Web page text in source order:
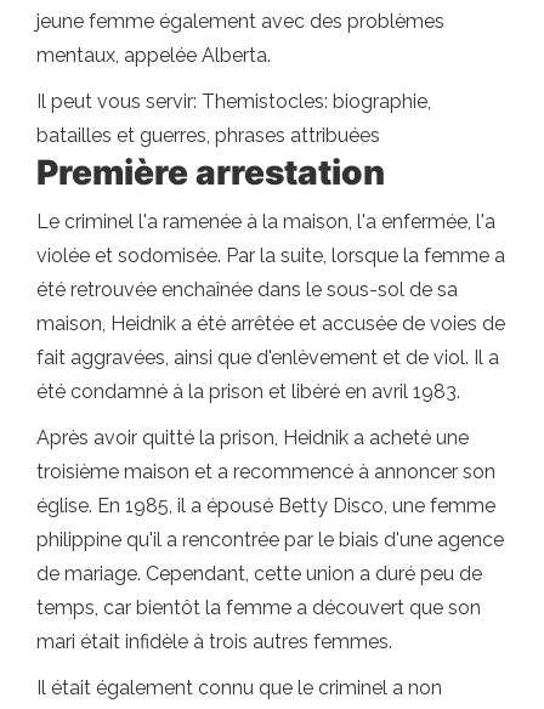
jeune femme également avec des problèmes
mentaux, appelée Alberta.
Il peut vous servir: Themistocles: biographie,
batailles et guerres, phrases attribuées
Première arrestation
Le criminel l'a ramenée à la maison, l'a enfermée, l'a
violée et sodomisée. Par la suite, lorsque la femme a
été retrouvée enchaînée dans le sous-sol de sa
maison, Heidnik a été arrêtée et accusée de voies de
fait aggravées, ainsi que d'enlèvement et de viol. Il a
été condamné à la prison et libéré en avril 1983.
Après avoir quitté la prison, Heidnik a acheté une
troisième maison et a recommencé à annoncer son
église. En 1985, il a épousé Betty Disco, une femme
philippine qu'il a rencontrée par le biais d'une agence
de mariage. Cependant, cette union a duré peu de
temps, car bientôt la femme a découvert que son
mari était infidèle à trois autres femmes.
Il était également connu que le criminel a non